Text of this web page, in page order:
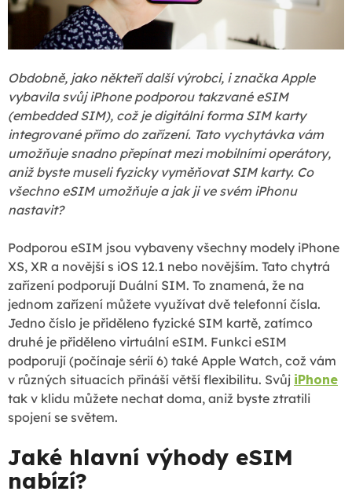
Obdobně, jako někteří další výrobci, i značka Apple
vybavila svůj iPhone podporou takzvané eSIM
(embedded SIM), což je digitální forma SIM karty
integrované přímo do zařízení. Tato vychytávka vám
umožňuje snadno přepínat mezi mobilními operátory,
aniž byste museli fyzicky vyměňovat SIM karty. Co
všechno eSIM umožňuje a jak ji ve svém iPhonu
nastavit?
Podporou eSIM jsou vybaveny všechny modely iPhone
XS, XR a novější s iOS 12.1 nebo novějším. Tato chytrá
zařízení podporují Duální SIM. To znamená, že na
jednom zařízení můžete využívat dvě telefonní čísla.
Jedno číslo je přiděleno fyzické SIM kartě, zatímco
druhé je přiděleno virtuální eSIM. Funkci eSIM
podporují (počínaje sérií 6) také Apple Watch, což vám
v různých situacích přináší větší flexibilitu. Svůj iPhone
tak v klidu můžete nechat doma, aniž byste ztratili
spojení se světem.
Jaké hlavní výhody eSIM
nabízí?